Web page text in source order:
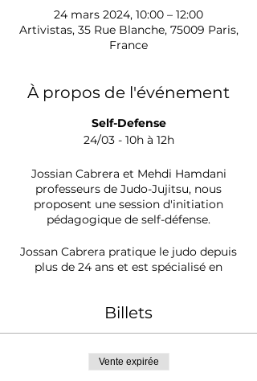
24 mars 2024, 10:00 – 12:00
Artivistas, 35 Rue Blanche, 75009 Paris,
France
À propos de l'événement
Self-Defense
24/03 - 10h à 12h
Jossian Cabrera et Mehdi Hamdani
professeurs de Judo-Jujitsu, nous
proposent une session d'initiation
pédagogique de self-défense.
Jossan Cabrera pratique le judo depuis
plus de 24 ans et est spécialisé en
enseigne la défense face à plusieurs
pistolet.
Billets
Vente expirée